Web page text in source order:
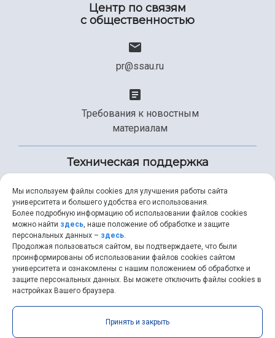
Центр по связям
с общественностью
pr@ssau.ru
Требования к новостным
материалам
Техническая поддержка
+7 (846) 267-49-99
help@ssau.ru
Самарский университет © 2026 |ssau.ru
RSS
Мы используем файлы cookies для улучшения работы сайта
университета и большего удобства его использования.
Более подробную информацию об использовании файлов cookies
можно найти здесь, наше положение об обработке и защите
персональных данных – здесь.
Продолжая пользоваться сайтом, вы подтверждаете, что были
проинформированы об использовании файлов cookies сайтом
университета и ознакомлены с нашим положением об обработке и
защите персональных данных. Вы можете отключить файлы cookies в
настройках Вашего браузера.
Принять и закрыть